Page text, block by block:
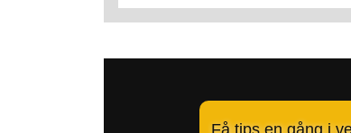
Få tips en gång i